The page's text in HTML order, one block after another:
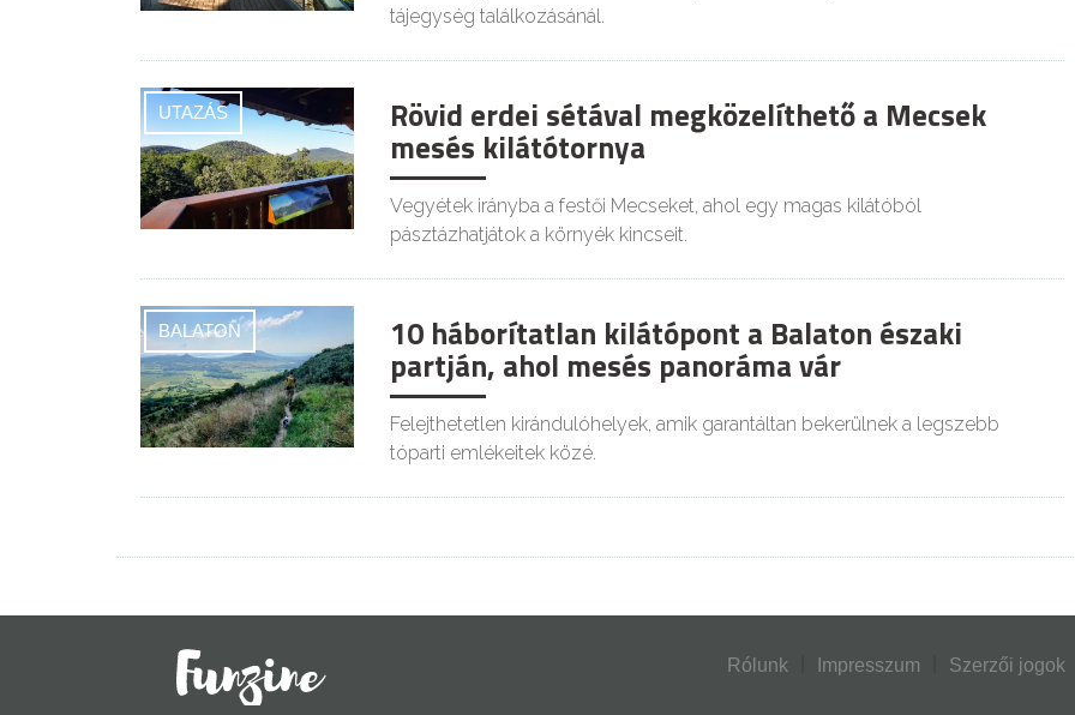
tájegység találkozásánál.
UTAZÁS Rövid erdei sétával megközelíthető a Mecsek
mesés kilátótornya
Vegyétek irányba a festői Mecseket, ahol egy magas kilátóból
pásztázhatjátok a környék kincseit.
BALATON 10 háborítatlan kilátópont a Balaton északi
partján, ahol mesés panoráma vár
Felejthetetlen kirándulóhelyek, amik garantáltan bekerülnek a legszebb
tóparti emlékeitek közé.
Rólunk Impresszum Szerzői jogok